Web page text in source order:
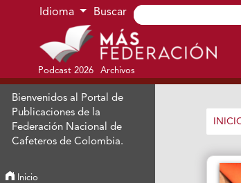
Ir al menú de navegación principal
Ir al contenido principal
Ir al pie de página del sitio
Idioma Buscar
Podcast 2026 Archivos
Bienvenidos al Portal de
Publicaciones de la
Federación Nacional de
Cafeteros de Colombia.
Inicio